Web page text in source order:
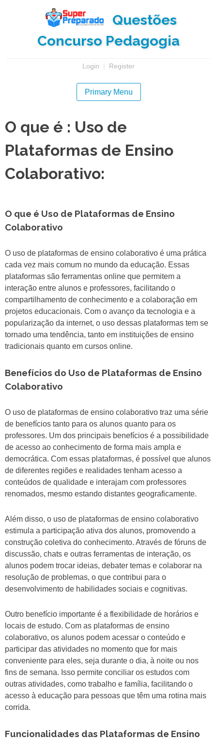
Questões
Concurso Pedagogia
Login | Register
Primary Menu
O que é : Uso de
Plataformas de Ensino
Colaborativo:
O que é Uso de Plataformas de Ensino
Colaborativo
O uso de plataformas de ensino colaborativo é uma prática
cada vez mais comum no mundo da educação. Essas
plataformas são ferramentas online que permitem a
interação entre alunos e professores, facilitando o
compartilhamento de conhecimento e a colaboração em
projetos educacionais. Com o avanço da tecnologia e a
popularização da internet, o uso dessas plataformas tem se
tornado uma tendência, tanto em instituições de ensino
tradicionais quanto em cursos online.
Benefícios do Uso de Plataformas de Ensino
Colaborativo
O uso de plataformas de ensino colaborativo traz uma série
de benefícios tanto para os alunos quanto para os
professores. Um dos principais benefícios é a possibilidade
de acesso ao conhecimento de forma mais ampla e
democrática. Com essas plataformas, é possível que alunos
de diferentes regiões e realidades tenham acesso a
conteúdos de qualidade e interajam com professores
renomados, mesmo estando distantes geograficamente.
Além disso, o uso de plataformas de ensino colaborativo
estimula a participação ativa dos alunos, promovendo a
construção coletiva do conhecimento. Através de fóruns de
discussão, chats e outras ferramentas de interação, os
alunos podem trocar ideias, debater temas e colaborar na
resolução de problemas, o que contribui para o
desenvolvimento de habilidades sociais e cognitivas.
Outro benefício importante é a flexibilidade de horários e
locais de estudo. Com as plataformas de ensino
colaborativo, os alunos podem acessar o conteúdo e
participar das atividades no momento que for mais
conveniente para eles, seja durante o dia, à noite ou nos
fins de semana. Isso permite conciliar os estudos com
outras atividades, como trabalho e família, facilitando o
acesso à educação para pessoas que têm uma rotina mais
corrida.
Funcionalidades das Plataformas de Ensino